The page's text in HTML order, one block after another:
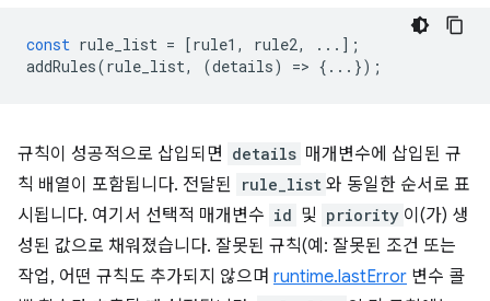
const rule_list = [rule1 , rule2,
...];
addRules(rule_list, (details) => {...});
규칙이 성공적으로 삽입되면 details 매개변수에 삽입된 규
칙 배열이 포함됩니다. 전달된 rule_list 와 동일한 순서로 표
시됩니다. 여기서 선택적 매개변수 id 및 priority 이(가) 생
성된 값으로 채워졌습니다. 잘못된 규칙(예: 잘못된 조건 또는
작업, 어떤 규칙도 추가되지 않으며 runtime.lastError 변수 콜